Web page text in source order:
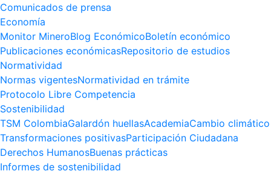
Comunicados de prensa
Economía
Monitor MineroBlog EconómicoBoletín económico
Publicaciones económicasRepositorio de estudios
Normatividad
Normas vigentesNormatividad en trámite
Protocolo Libre Competencia
Sostenibilidad
TSM ColombiaGalardón huellasAcademiaCambio climático
Transformaciones positivasParticipación Ciudadana
Derechos HumanosBuenas prácticas
Informes de sostenibilidad